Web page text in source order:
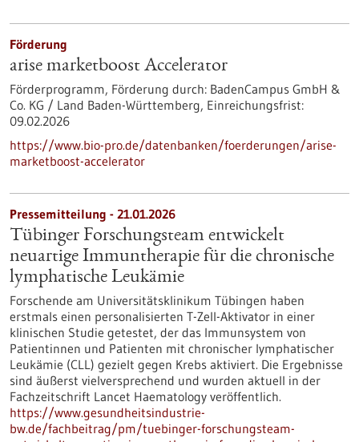
Förderung
arise marketboost Accelerator
Förderprogramm, Förderung durch: BadenCampus GmbH &
Co. KG / Land Baden-Württemberg, Einreichungsfrist:
09.02.2026
https://www.bio-pro.de/datenbanken/foerderungen/arise-
marketboost-accelerator
Pressemitteilung - 21.01.2026
Tübinger Forschungsteam entwickelt
neuartige Immuntherapie für die chronische
lymphatische Leukämie
Forschende am Universitätsklinikum Tübingen haben
erstmals einen personalisierten T-Zell-Aktivator in einer
klinischen Studie getestet, der das Immunsystem von
Patientinnen und Patienten mit chronischer lymphatischer
Leukämie (CLL) gezielt gegen Krebs aktiviert. Die Ergebnisse
sind äußerst vielversprechend und wurden aktuell in der
Fachzeitschrift Lancet Haematology veröffentlich.
https://www.gesundheitsindustrie-
bw.de/fachbeitrag/pm/tuebinger-forschungsteam-